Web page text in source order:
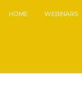
HOME WEBINARS